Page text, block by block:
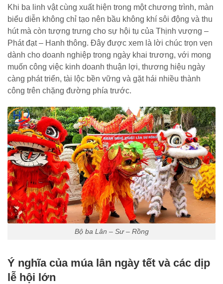
Khi ba linh vật cùng xuất hiện trong một chương trình, màn
biểu diễn không chỉ tạo nên bầu không khí sôi động và thu
hút mà còn tượng trưng cho sự hội tụ của Thịnh vượng –
Phát đạt – Hanh thông. Đây được xem là lời chúc trọn vẹn
dành cho doanh nghiệp trong ngày khai trương, với mong
muốn công việc kinh doanh thuận lợi, thương hiệu ngày
càng phát triển, tài lộc bền vững và gặt hái nhiều thành
công trên chặng đường phía trước.
Bộ ba Lân – Sư – Rồng
Ý nghĩa của múa lân ngày tết và các dịp
lễ hội lớn